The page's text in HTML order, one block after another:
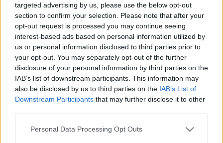
targeted advertising by us, please use the below opt-out
section to confirm your selection. Please note that after your
opt-out request is processed you may continue seeing
interest-based ads based on personal information utilized by
us or personal information disclosed to third parties prior to
your opt-out. You may separately opt-out of the further
disclosure of your personal information by third parties on the
IAB’s list of downstream participants. This information may
also be disclosed by us to third parties on the IAB’s List of
Downstream Participants that may further disclose it to other
Please note that this website/app uses one or more Google
Personal Data Processing Opt Outs
mutatja be, hogy mi történt azon a helyen több százezer év
alatt.
A lap értesülései szerint a Herenagyszabású, nagy
költségvetésű film lesz, a Playtone és az ImageMovers
gyártja.
és irtó közelcímű filmnek, amelyben Hanks főszerepet